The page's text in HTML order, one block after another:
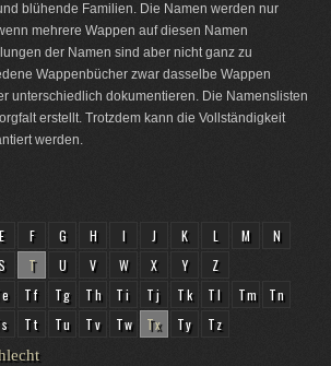
blühende Familien. Die Namen werden nur
mehrere Wappen auf diesen Namen
der Namen sind aber nicht ganz zu
Wappenbücher zwar dasselbe Wappen
unterschiedlich dokumentieren. Die Namenslisten
erstellt. Trotzdem kann die Vollständigkeit
werden.
E F G H I J K L M
N
T U V W X Y
Z
Tf Tg Th Ti Tj Tk Tl Tm
Tn
Tt Tu Tv Tw Tx Ty Tz